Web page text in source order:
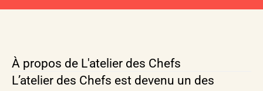
À propos de L'atelier des Chefs
L’atelier des Chefs est devenu un des